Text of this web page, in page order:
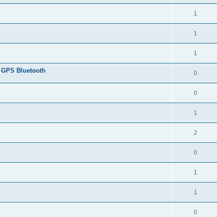
1
1
1
GPS Bluetooth 0
0
1
2
0
1
1
0